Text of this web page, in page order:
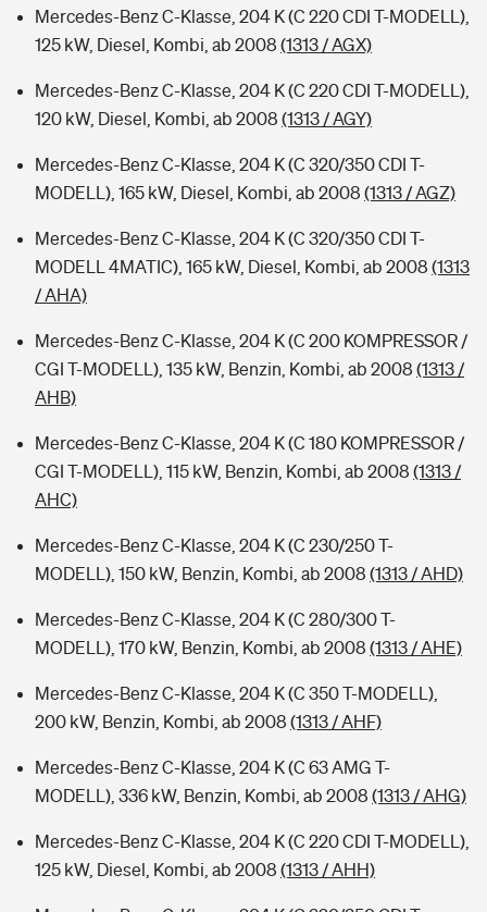
Mercedes-Benz C-Klasse, 204 K (C 220 CDI T-MODELL),
125 kW, Diesel, Kombi, ab 2008 (1313 / AGX)
Mercedes-Benz C-Klasse, 204 K (C 220 CDI T-MODELL),
120 kW, Diesel, Kombi, ab 2008 (1313 / AGY)
Mercedes-Benz C-Klasse, 204 K (C 320/350 CDI T-
MODELL), 165 kW, Diesel, Kombi, ab 2008 (1313 / AGZ)
Mercedes-Benz C-Klasse, 204 K (C 320/350 CDI T-
MODELL 4MATIC), 165 kW, Diesel, Kombi, ab 2008 (1313
/ AHA)
Mercedes-Benz C-Klasse, 204 K (C 200 KOMPRESSOR /
CGI T-MODELL), 135 kW, Benzin, Kombi, ab 2008 (1313 /
AHB)
Mercedes-Benz C-Klasse, 204 K (C 180 KOMPRESSOR /
CGI T-MODELL), 115 kW, Benzin, Kombi, ab 2008 (1313 /
AHC)
Mercedes-Benz C-Klasse, 204 K (C 230/250 T-
MODELL), 150 kW, Benzin, Kombi, ab 2008 (1313 / AHD)
Mercedes-Benz C-Klasse, 204 K (C 280/300 T-
MODELL), 170 kW, Benzin, Kombi, ab 2008 (1313 / AHE)
Mercedes-Benz C-Klasse, 204 K (C 350 T-MODELL),
200 kW, Benzin, Kombi, ab 2008 (1313 / AHF)
Mercedes-Benz C-Klasse, 204 K (C 63 AMG T-
MODELL), 336 kW, Benzin, Kombi, ab 2008 (1313 / AHG)
Mercedes-Benz C-Klasse, 204 K (C 220 CDI T-MODELL),
125 kW, Diesel, Kombi, ab 2008 (1313 / AHH)